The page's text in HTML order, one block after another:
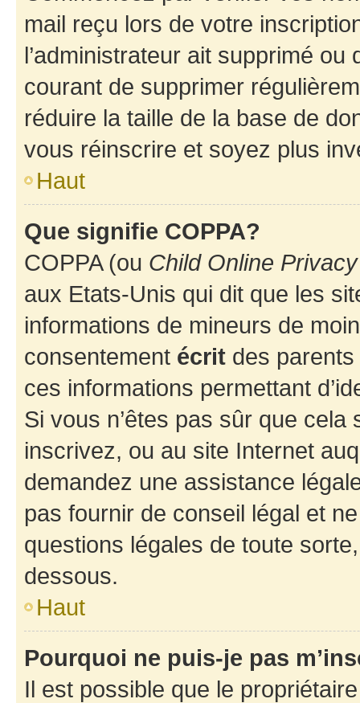
mail reçu lors de votre
l’administrateur ait supprimé
courant de supprimer
réduire la taille de la base de
vous réinscrire et soyez plus
Haut
Que signifie COPPA?
COPPA (ou Child Online
aux Etats-Unis qui dit que les
informations de mineurs de
consentement écrit des parents
ces informations permettant
Si vous n’êtes pas sûr que
inscrivez, ou au site Internet
demandez une assistance
pas fournir de conseil légal et
questions légales de toute
dessous.
Haut
Pourquoi ne puis-je pas
Il est possible que le